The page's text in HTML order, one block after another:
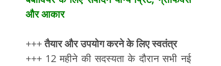
और आकार
+++तैयार और उपयोग करने के लिए स्वतंत्र
+++ 12 महीने की सदस्यता के दौरान सभी नई